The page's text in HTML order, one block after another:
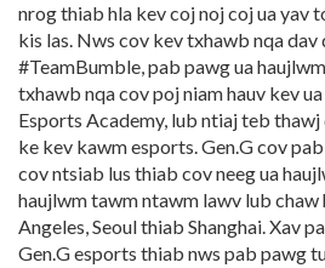
nrog thiab hla kev coj noj coj ua yav
kis las. Nws cov kev txhawb nqa dav
#TeamBumble, pab pawg ua
txhawb nqa cov poj niam hauv kev
Esports Academy, lub ntiaj teb
ke kev kawm esports. Gen.G cov
cov ntsiab lus thiab cov neeg ua
haujlwm tawm ntawm lawv lub chaw
Angeles, Seoul thiab Shanghai. Xav
Gen.G esports thiab nws pab pawg